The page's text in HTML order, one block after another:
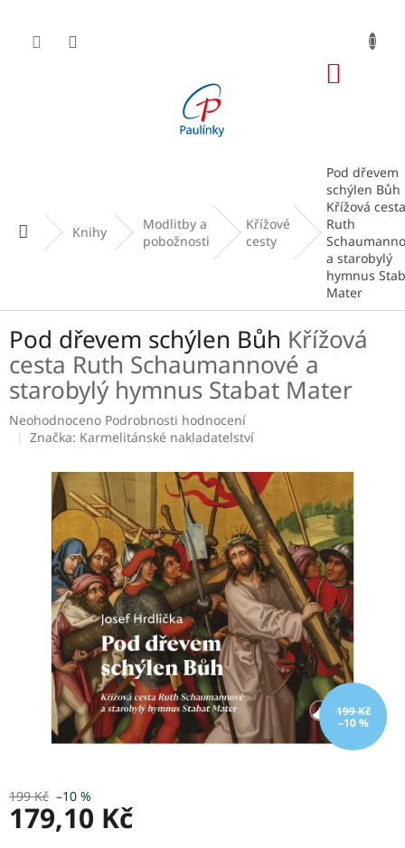
obsah
Domů Knihy
Modlitby a
pobožnosti
Křížové
cesty
Pod dřevem
schýlen Bůh
Křížová cesta
Ruth
a starobylý
hymnus
Mater
Pod dřevem schýlen Bůh Křížová
cesta Ruth Schaumannové a
starobylý hymnus Stabat Mater
Průměrné
hodnocení
hvězdiček.
Neohodnoceno Podrobnosti hodnocení
Značka: Karmelitánské nakladatelství
199 Kč
–10 %
199 Kč –10 %
179,10 Kč